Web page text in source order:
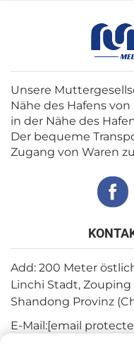
Unsere
Nähe des Hafens
in der Nähe des
Der bequeme
Zugang von Waren
Add: 200 Meter
Linchi Stadt,
Shandong Provinz
E-Mail:[email